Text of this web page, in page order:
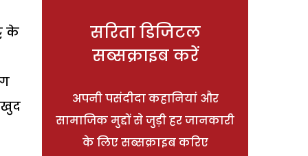
के
खुद
सरिता डिजिटल
सब्सक्राइब करें
अपनी पसंदीदा कहानियां और
सामाजिक मुद्दों से जुड़ी हर जानकारी
के लिए सब्सक्राइब करिए